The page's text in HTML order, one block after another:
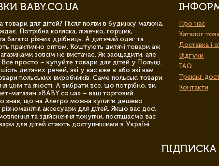
BABY.CO.UA
товари для дітей? Після появи в будинку малюка,
Потрібна коляска, ліжечко, горщик,
багато різних дрібниць. А дитячий одяг та
практично оптом. Коштують дитячі товари аж
зовсім не вистачає. Як заощадити, але
Все просто – купуйте товари для дітей у Польщі.
дитячих речей, які у вас вже є або які вам
польських виробників. Саме польські товари
ціни та якості. А вибрати все, що потрібно, ви
магазин «BABY.co.ua» – ваш торговий
знає, що на Алегро можна купити дешево
аксесуари для дітей. Якщо вас досі
та здійснення покупки, поспішаємо вас
для дітей стають доступнішими в Україні.
Про нас
Каталог
Доставка і
Відгуки
FAQ
Трекінг
Контакти